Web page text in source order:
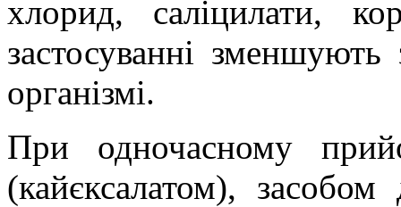
хлорид, саліцилати,
застосуванні зменшують
організмі.
При одночасному
(кайєксалатом), засобом